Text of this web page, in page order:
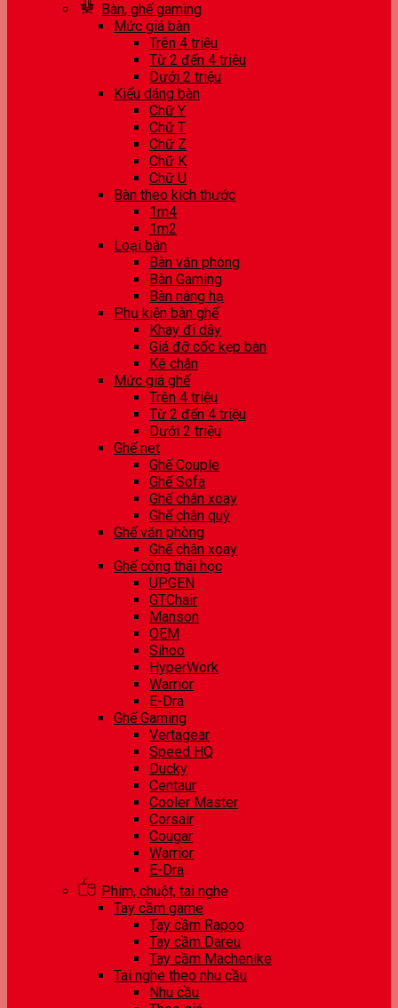
Bàn, ghế gaming
Mức giá bàn
Trên 4 triệu
Từ 2 đến 4 triệu
Dưới 2 triệu
Kiểu dáng bàn
Chữ Y
Chữ T
Chữ Z
Chữ K
Chữ U
Bàn theo kích thước
1m4
1m2
Loại bàn
Bàn văn phòng
Bàn Gaming
Bàn nâng hạ
Phụ kiện bàn ghế
Khay đi dây
Giá đỡ cốc kẹp bàn
Kê chân
Mức giá ghế
Trên 4 triệu
Từ 2 đến 4 triệu
Dưới 2 triệu
Ghế net
Ghế Couple
Ghế Sofa
Ghế chân xoay
Ghế chân quỳ
Ghế văn phòng
Ghế chân xoay
Ghế công thái học
UPGEN
GTChair
Manson
OEM
Sihoo
HyperWork
Warrior
E-Dra
Ghế Gaming
Vertagear
Speed HQ
Ducky
Centaur
Cooler Master
Corsair
Cougar
Warrior
E-Dra
Phím, chuột, tai nghe
Tay cầm game
Tay cầm Rapoo
Tay cầm Dareu
Tay cầm Machenike
Tai nghe theo nhu cầu
Nhu cầu